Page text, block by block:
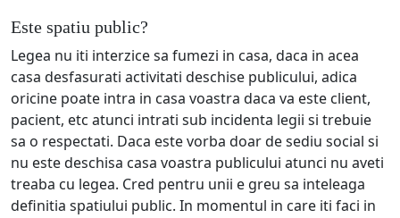
Este spatiu public?
Legea nu iti interzice sa fumezi in casa, daca in acea
casa desfasurati activitati deschise publicului, adica
oricine poate intra in casa voastra daca va este client,
pacient, etc atunci intrati sub incidenta legii si trebuie
sa o respectati. Daca este vorba doar de sediu social si
nu este deschisa casa voastra publicului atunci nu aveti
treaba cu legea. Cred pentru unii e greu sa inteleaga
definitia spatiului public. In momentul in care iti faci in